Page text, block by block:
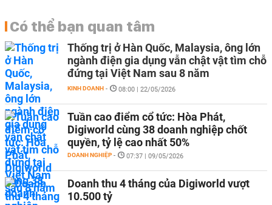
Có thể bạn quan tâm
Thống trị ở Hàn Quốc, Malaysia, ông lớn
ngành điện gia dụng vẫn chật vật tìm chỗ
đứng tại Việt Nam sau 8 năm
KINH DOANH - 08:00 | 22/05/2026
Tuần cao điểm cổ tức: Hòa Phát,
Digiworld cùng 38 doanh nghiệp chốt
quyền, tỷ lệ cao nhất 50%
DOANH NGHIỆP - 07:37 | 09/05/2026
Doanh thu 4 tháng của Digiworld vượt
10.500 tỷ